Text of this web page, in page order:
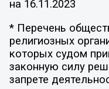
на 16.11.2023
* Перечень
религиозных
которых судом
законную силу
запрете